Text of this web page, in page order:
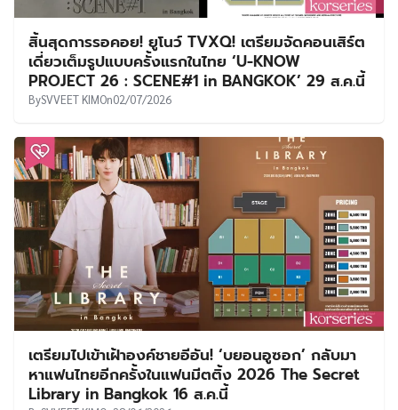
สิ้นสุดการรอคอย! ยูโนว์ TVXQ! เตรียมจัดคอนเสิร์ต
เดี่ยวเต็มรูปแบบครั้งแรกในไทย ‘U-KNOW
PROJECT 26 : SCENE#1 in BANGKOK’ 29 ส.ค.นี้
BySVVEET KIMOn02/07/2026
เตรียมไปเข้าเฝ้าองค์ชายอีอัน! ‘บยอนอูซอก’ กลับมา
หาแฟนไทยอีกครั้งในแฟนมีตติ้ง 2026 The Secret
Library in Bangkok 16 ส.ค.นี้